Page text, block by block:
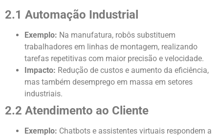
2.1 Automação Industrial
Exemplo: Na manufatura, robôs substituem
trabalhadores em linhas de montagem, realizando
tarefas repetitivas com maior precisão e velocidade.
Impacto: Redução de custos e aumento da eficiência,
mas também desemprego em massa em setores
industriais.
2.2 Atendimento ao Cliente
Exemplo: Chatbots e assistentes virtuais respondem a